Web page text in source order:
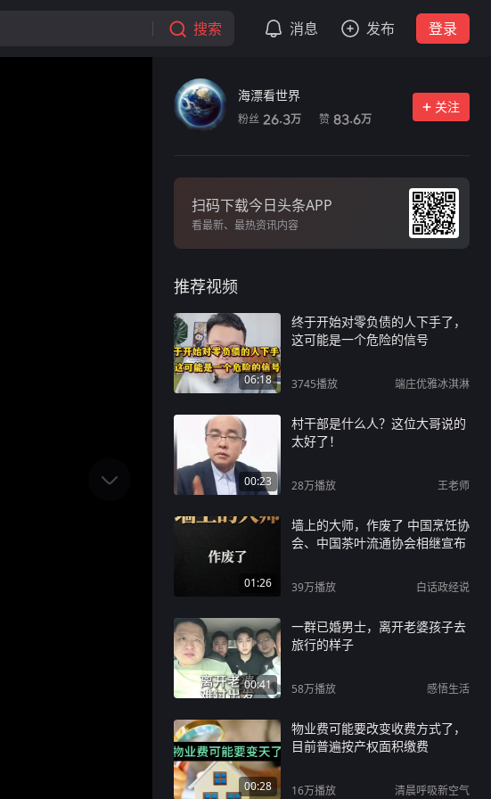
搜索 消息 发布 登录
海漂看世界
粉丝 26.3万 赞 83.6万
关注
扫码下载今日头条APP
看最新、最热资讯内容
推荐视频
06:18
终于开始对零负债的人下手了，
这可能是一个危险的信号
3745播放 端庄优雅冰淇淋
00:23
村干部是什么人？这位大哥说的
太好了！
28万播放 王老师
01:26
墙上的大师，作废了 中国烹饪协
会、中国茶叶流通协会相继宣布
39万播放 白话政经说
00:41
一群已婚男士，离开老婆孩子去
旅行的样子
58万播放 感悟生活
00:28
物业费可能要改变收费方式了，
目前普遍按产权面积缴费
16万播放 清晨呼吸新空气